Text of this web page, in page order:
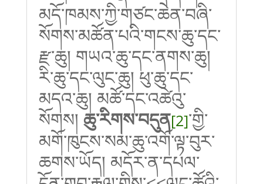
མདོ་ཁམས་ཀྱི་གཙང་ཆེན་བཞི་
སོགས་མཚོན་པའི་གངས་ཆུ་དང་
རྫ་ཆུ། གཡའ་ཆུ་དང་ནགས་ཆུ།
རི་ཆུ་དང་ལུང་ཆུ། ཕུ་ཆུ་དང་
མདའ་ཆུ། མཚོ་དང་འཚེའུ་
སོགས། ཆུ་རིགས་བདུན[2]་གྱི་
མགོ་ཁུངས་སམ་ཆུ་འགོ་ལྟ་བུར་
ཆགས་ཡོད། མདོར་ན་དཔལ་